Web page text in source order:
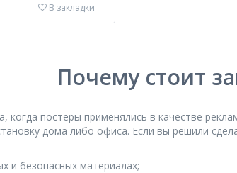
В закладки
Почему стоит
когда постеры применялись в качестве
дома либо офиса. Если вы решили
и безопасных материалах;